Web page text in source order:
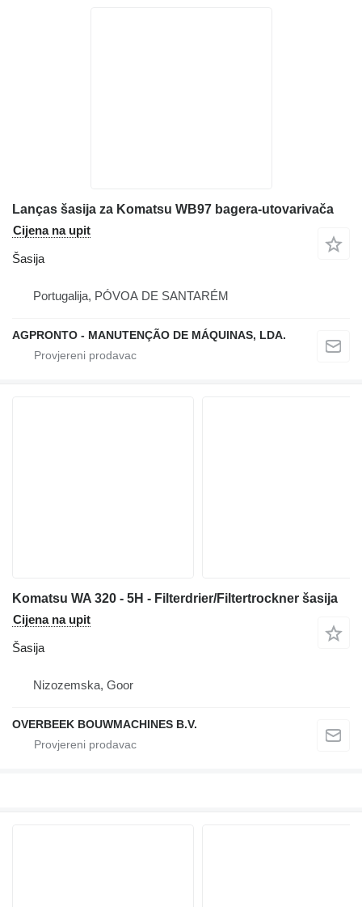
Lanças šasija za Komatsu WB97 bagera-utovarivača
Cijena na upit
Šasija
Portugalija, PÓVOA DE SANTARÉM
AGPRONTO - MANUTENÇÃO DE MÁQUINAS, LDA.
Komatsu WA 320 - 5H - Filterdrier/Filtertrockner šasija
Cijena na upit
Šasija
Nizozemska, Goor
OVERBEEK BOUWMACHINES B.V.